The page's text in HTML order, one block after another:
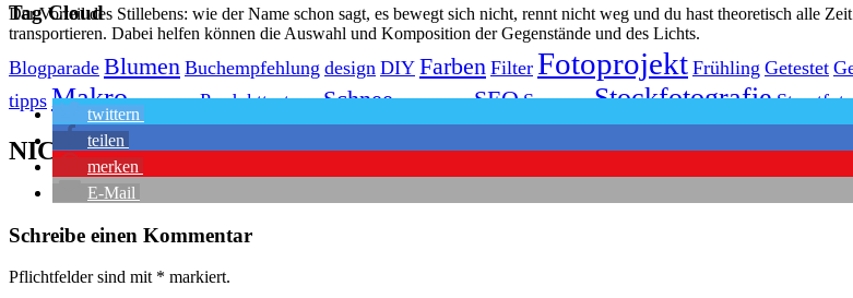
Der Vorteil des Stillebens: wie der Name schon sagt, es bewegt sich nicht, rennt nicht weg und du hast theoretisch alle
transportieren. Dabei helfen können die Auswahl und Komposition der Gegenstände und des Lichts.
twittern
teilen
merken
E-Mail
Schreibe einen Kommentar
Pflichtfelder sind mit * markiert.
Tag Cloud
Blogparade Blumen Buchempfehlung design DIY Farben Filter Fotoprojekt Frühling Getestet
tipps Makro Monochrom Produkttest Schnee SEO Sommer Stockfotografie
NICE TO HAVE